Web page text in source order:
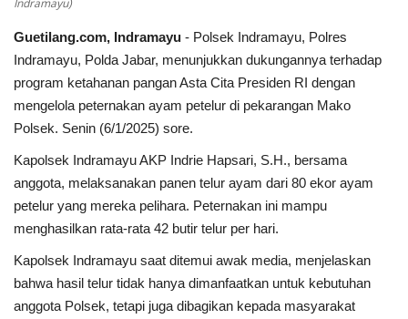
Kesehatan
Layanan Publik
Perempuan/Anak
Guetilang.com, Indramayu - Polsek Indramayu, Polres
Indramayu, Polda Jabar, menunjukkan dukungannya terhadap
program ketahanan pangan Asta Cita Presiden RI dengan
mengelola peternakan ayam petelur di pekarangan Mako
Polsek. Senin (6/1/2025) sore.
Kapolsek Indramayu AKP Indrie Hapsari, S.H., bersama
anggota, melaksanakan panen telur ayam dari 80 ekor ayam
petelur yang mereka pelihara. Peternakan ini mampu
menghasilkan rata-rata 42 butir telur per hari.
Kapolsek Indramayu saat ditemui awak media, menjelaskan
bahwa hasil telur tidak hanya dimanfaatkan untuk kebutuhan
anggota Polsek, tetapi juga dibagikan kepada masyarakat